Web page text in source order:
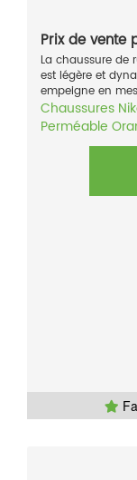
Prix de vente
La chaussure de
est légère et
empeigne en
Chaussures
Perméable